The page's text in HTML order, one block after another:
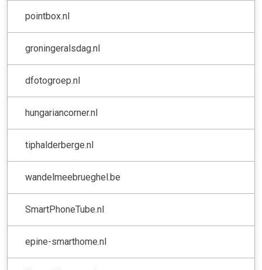
pointbox.nl
groningeralsdag.nl
dfotogroep.nl
hungariancorner.nl
tiphalderberge.nl
wandelmeebrueghel.be
SmartPhoneTube.nl
epine-smarthome.nl